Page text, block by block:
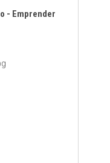
- Emprender